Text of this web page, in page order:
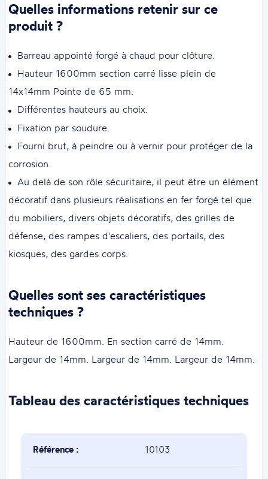
Quelles informations retenir sur ce
produit ?
Barreau appointé forgé à chaud pour clôture.
Hauteur 1600mm section carré lisse plein de
14x14mm Pointe de 65 mm.
Différentes hauteurs au choix.
Fixation par soudure.
Fourni brut, à peindre ou à vernir pour protéger de la
corrosion.
Au delà de son rôle sécuritaire, il peut être un élément
décoratif dans plusieurs réalisations en fer forgé tel que
du mobiliers, divers objets décoratifs, des grilles de
défense, des rampes d'escaliers, des portails, des
kiosques, des gardes corps.
Quelles sont ses caractéristiques
techniques ?
Hauteur de 1600mm. En section carré de 14mm.
Largeur de 14mm. Largeur de 14mm. Largeur de 14mm.
Tableau des caractéristiques techniques
Référence : 10103